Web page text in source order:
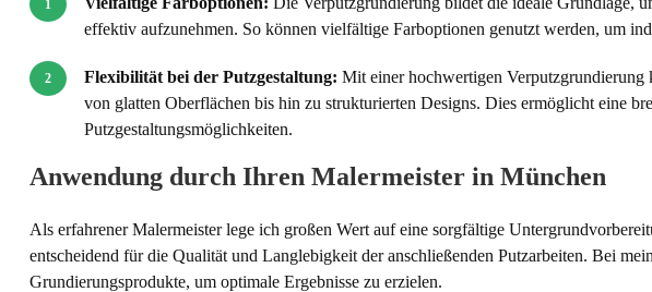
effektiv aufzunehmen. So können vielfältige Farboptionen genutzt werden, um
Flexibilität bei der Putzgestaltung: Mit einer hochwertigen Verputzgrundierung
von glatten Oberflächen bis hin zu strukturierten Designs. Dies ermöglicht eine
Putzgestaltungsmöglichkeiten.
Anwendung durch Ihren Malermeister in München
Als erfahrener Malermeister lege ich großen Wert auf eine sorgfältige
entscheidend für die Qualität und Langlebigkeit der anschließenden Putzarbeiten. Bei
Grundierungsprodukte, um optimale Ergebnisse zu erzielen.